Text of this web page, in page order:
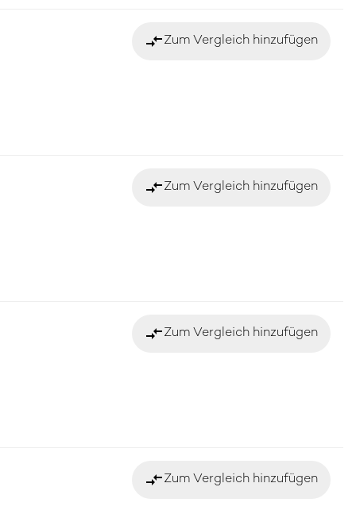
compare_arrowsZum Vergleich hinzufügen
compare_arrowsZum Vergleich hinzufügen
compare_arrowsZum Vergleich hinzufügen
compare_arrowsZum Vergleich hinzufügen